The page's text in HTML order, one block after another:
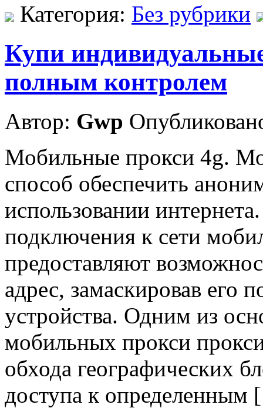
Категория: Без рубрики
Купи
полным контролем
Автор: Gwp
Мобильные прокси 4g.
способ обеспечить
использовании
подключения к сети
предоставляют
адрес, замаскировав его
устройства. Одним из
мобильных прокси
обхода географических
доступа к